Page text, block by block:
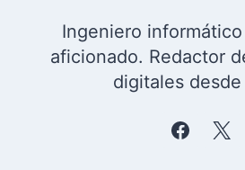
Ingeniero
aficionado. Redactor
digitales desde